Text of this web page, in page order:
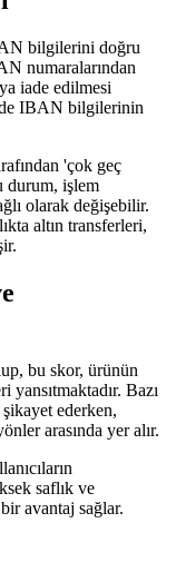
bilgilerini doğru
numaralarından
iade edilmesi
IBAN bilgilerinin
'çok geç
durum, işlem
olarak değişebilir.
altın transferleri,
bu skor, ürünün
yansıtmaktadır. Bazı
ederken,
arasında yer alır.
saflık ve
avantaj sağlar.